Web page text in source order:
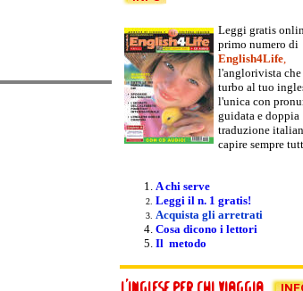
Leggi gratis
primo numero di
English4Life,
l'anglorivista
turbo al tuo
l'unica con
guidata e doppia
traduzione
capire sempre
A chi serve
Leggi il n. 1 gratis!
Acquista gli arretrati
Cosa dicono i lettori
Il metodo